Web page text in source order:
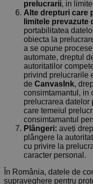
prelucrarii, in
Alte drepturi care
limitele prevazute
portabilitatea
obiecta la
a se opune
automate, dreptul
autoritatilor
privind prelucrarile
de CanvasInk,
consimtamantul, in
prelucrarea datelor
care temeiul
consimtamantul
Plângeri: aveți
plângere la
cu privire la
caracter personal.
În România, datele de
supraveghere pentru